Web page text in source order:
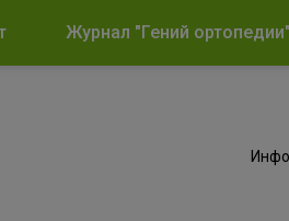
Журнал "Гений ортопедии"